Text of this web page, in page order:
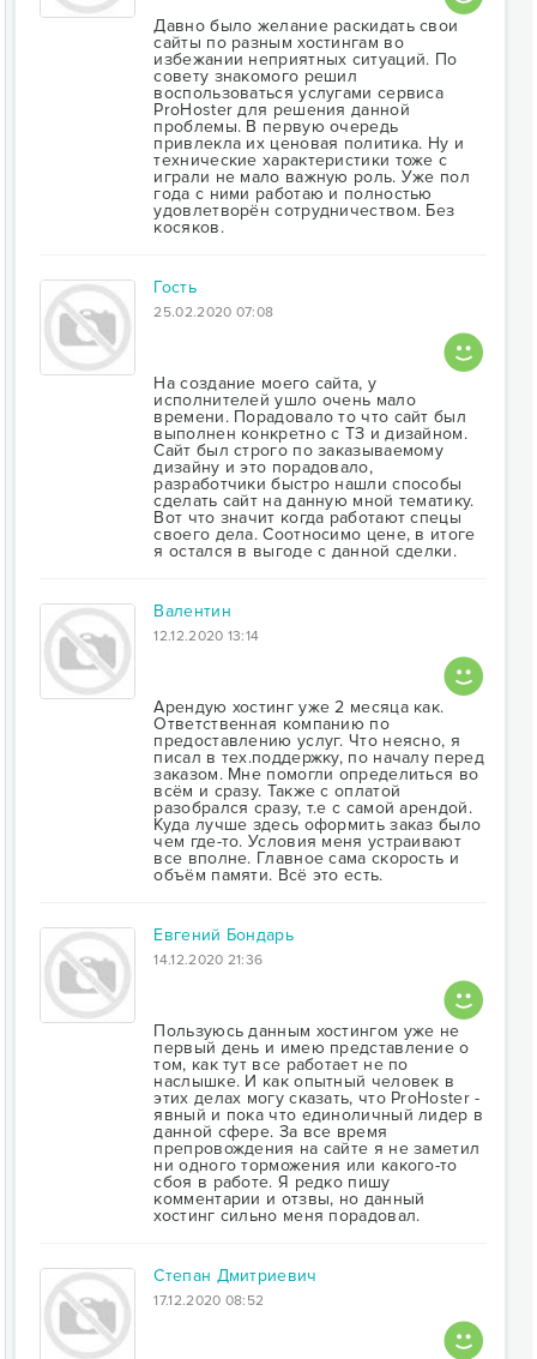
Давно было желание раскидать свои
сайты по разным хостингам во
избежании неприятных ситуаций. По
совету знакомого решил
воспользоваться услугами сервиса
ProHoster для решения данной
проблемы. В первую очередь
привлекла их ценовая политика. Ну и
технические характеристики тоже с
играли не мало важную роль. Уже пол
года с ними работаю и полностью
удовлетворён сотрудничеством. Без
косяков.
Гость
25.02.2020 07:08
На создание моего сайта, у
исполнителей ушло очень мало
времени. Порадовало то что сайт был
выполнен конкретно с ТЗ и дизайном.
Сайт был строго по заказываемому
дизайну и это порадовало,
разработчики быстро нашли способы
сделать сайт на данную мной тематику.
Вот что значит когда работают спецы
своего дела. Соотносимо цене, в итоге
я остался в выгоде с данной сделки.
Валентин
12.12.2020 13:14
Арендую хостинг уже 2 месяца как.
Ответственная компанию по
предоставлению услуг. Что неясно, я
писал в тех.поддержку, по началу перед
заказом. Мне помогли определиться во
всём и сразу. Также с оплатой
разобрался сразу, т.е с самой арендой.
Куда лучше здесь оформить заказ было
чем где-то. Условия меня устраивают
все вполне. Главное сама скорость и
объём памяти. Всё это есть.
Евгений Бондарь
14.12.2020 21:36
Пользуюсь данным хостингом уже не
первый день и имею представление о
том, как тут все работает не по
наслышке. И как опытный человек в
этих делах могу сказать, что ProHoster -
явный и пока что единоличный лидер в
данной сфере. За все время
препровождения на сайте я не заметил
ни одного торможения или какого-то
сбоя в работе. Я редко пишу
комментарии и отзвы, но данный
хостинг сильно меня порадовал.
Степан Дмитриевич
17.12.2020 08:52